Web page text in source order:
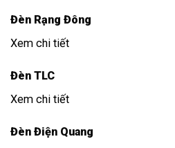
Đèn Rạng Đông
Xem chi tiết
Đèn TLC
Xem chi tiết
Đèn Điện Quang